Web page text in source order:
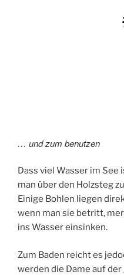
… und zum benutzen
Dass viel Wasser im See
man über den Holzsteg
Einige Bohlen liegen
wenn man sie betritt,
ins Wasser einsinken.
Zum Baden reicht es
werden die Dame auf